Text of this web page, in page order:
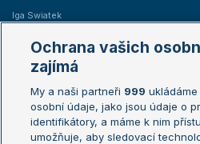
Iga Swiatek
Žebříčky
Žebříček ATP (muži)
Žebříček WTA (ženy)
Sázkařský žebříček
Ochrana vašich
zajímá
My a naši partneři 999
osobní údaje, jako jsou údaje o
identifikátory, a máme k nim
umožňuje, aby sledovací